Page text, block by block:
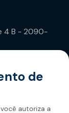
4 B - 2090-
autoriza a